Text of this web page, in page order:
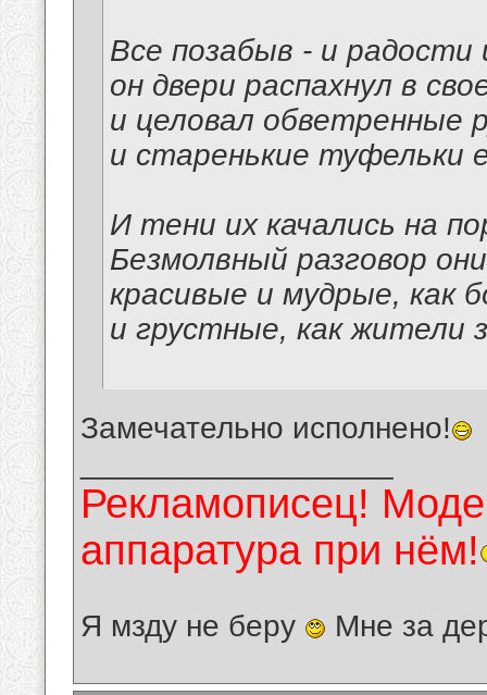
Все позабыв - и радости
он двери распахнул в
и целовал обветренные
и старенькие туфельки
И тени их качались на
Безмолвный разговор
красивые и мудрые, как
и грустные, как жители
Замечательно исполнено!
Рекламописец!
аппаратура при нём!
Я мзду не беру Мне за